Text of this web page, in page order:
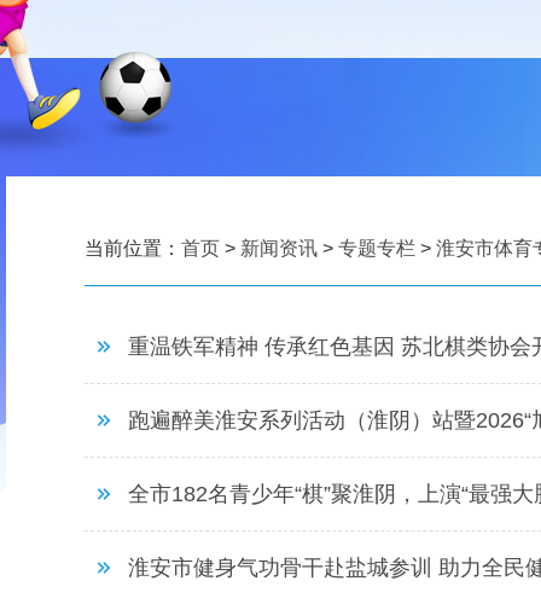
当前位置： 首页 > 新闻资讯 > 专题专栏 > 淮安市体育
重温铁军精神 传承红色基因 苏北棋类协会
跑遍醉美淮安系列活动（淮阴）站暨
全市182名青少年“棋”聚淮阴，上演“最强大
淮安市健身气功骨干赴盐城参训 助力全民